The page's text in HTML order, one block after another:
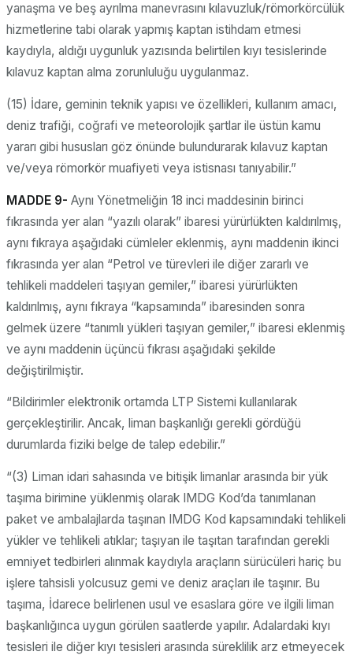
yanaşma ve beş ayrılma manevrasını kılavuzluk/römorkörcülük
hizmetlerine tabi olarak yapmış kaptan istihdam etmesi
kaydıyla, aldığı uygunluk yazısında belirtilen kıyı tesislerinde
kılavuz kaptan alma zorunluluğu uygulanmaz.
(15) İdare, geminin teknik yapısı ve özellikleri, kullanım amacı,
deniz trafiği, coğrafi ve meteorolojik şartlar ile üstün kamu
yararı gibi hususları göz önünde bulundurarak kılavuz kaptan
ve/veya römorkör muafiyeti veya istisnası tanıyabilir.”
MADDE 9- Aynı Yönetmeliğin 18 inci maddesinin birinci
fıkrasında yer alan “yazılı olarak” ibaresi yürürlükten kaldırılmış,
aynı fıkraya aşağıdaki cümleler eklenmiş, aynı maddenin ikinci
fıkrasında yer alan “Petrol ve türevleri ile diğer zararlı ve
tehlikeli maddeleri taşıyan gemiler,” ibaresi yürürlükten
kaldırılmış, aynı fıkraya “kapsamında” ibaresinden sonra
gelmek üzere “tanımlı yükleri taşıyan gemiler,” ibaresi eklenmiş
ve aynı maddenin üçüncü fıkrası aşağıdaki şekilde
değiştirilmiştir.
“Bildirimler elektronik ortamda LTP Sistemi kullanılarak
gerçekleştirilir. Ancak, liman başkanlığı gerekli gördüğü
durumlarda fiziki belge de talep edebilir.”
“(3) Liman idari sahasında ve bitişik limanlar arasında bir yük
taşıma birimine yüklenmiş olarak IMDG Kod’da tanımlanan
paket ve ambalajlarda taşınan IMDG Kod kapsamındaki tehlikeli
yükler ve tehlikeli atıklar; taşıyan ile taşıtan tarafından gerekli
emniyet tedbirleri alınmak kaydıyla araçların sürücüleri hariç bu
işlere tahsisli yolcusuz gemi ve deniz araçları ile taşınır. Bu
taşıma, İdarece belirlenen usul ve esaslara göre ve ilgili liman
başkanlığınca uygun görülen saatlerde yapılır. Adalardaki kıyı
tesisleri ile diğer kıyı tesisleri arasında süreklilik arz etmeyecek